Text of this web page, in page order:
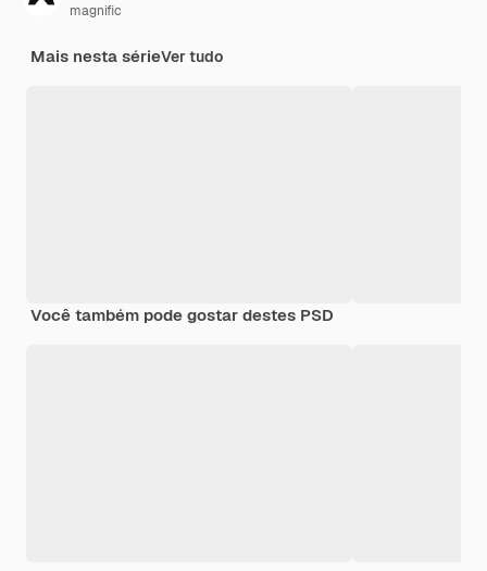
magnific
Mais nesta sérieVer tudo
Você também pode gostar destes PSD